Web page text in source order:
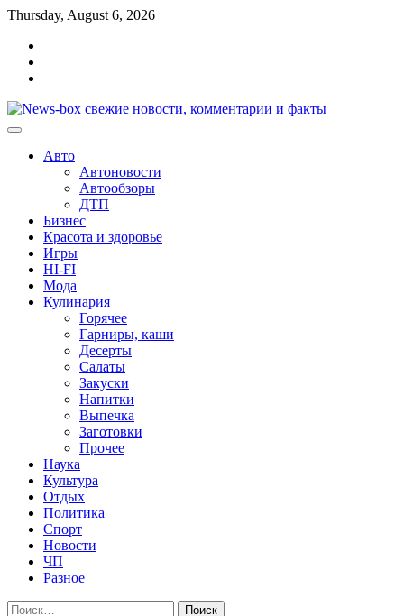
Перейти
содержимому
Thursday, August 6, 2026
Авто
Автоновости
Автообзоры
ДТП
Бизнес
Красота и здоровье
Игры
HI-FI
Мода
Кулинария
Горячее
Гарниры, каши
Десерты
Салаты
Закуски
Напитки
Выпечка
Заготовки
Прочее
Наука
Культура
Отдых
Политика
Спорт
Новости
ЧП
Разное
Найти: